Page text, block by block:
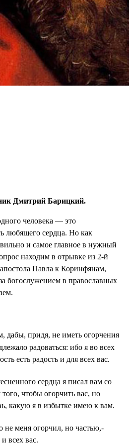
Дмитрий Барицкий.
человека — это
любящего сердца. Но как
и самое главное в нужный
находим в отрывке из 2-й
Павла к Коринфянам,
богослужением в православных
дабы, придя, не иметь огорчения
радоваться: ибо я во всех
есть радость и для всех вас.
сердца я писал вам со
чтобы огорчить вас, но
какую я в избытке имею к вам.
не меня огорчил, но частью,-
всех вас.